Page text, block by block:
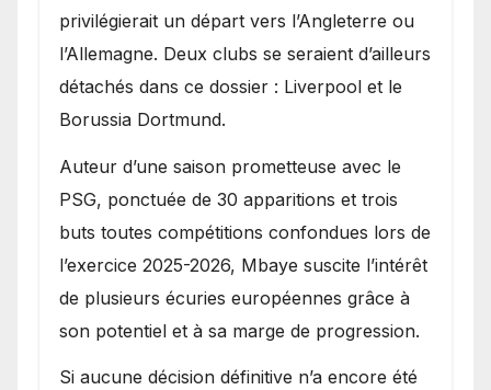
privilégierait un départ vers l’Angleterre ou
l’Allemagne. Deux clubs se seraient d’ailleurs
détachés dans ce dossier : Liverpool et le
Borussia Dortmund.
Auteur d’une saison prometteuse avec le
PSG, ponctuée de 30 apparitions et trois
buts toutes compétitions confondues lors de
l’exercice 2025-2026, Mbaye suscite l’intérêt
de plusieurs écuries européennes grâce à
son potentiel et à sa marge de progression.
Si aucune décision définitive n’a encore été